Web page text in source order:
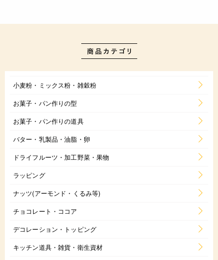
小麦粉・ミックス粉・雑穀粉
お菓子・パン作りの型
お菓子・パン作りの道具
バター・乳製品・油脂・卵
ドライフルーツ・加工野菜・果物
ラッピング
ナッツ(アーモンド・くるみ等)
チョコレート・ココア
デコレーション・トッピング
キッチン道具・雑貨・衛生資材